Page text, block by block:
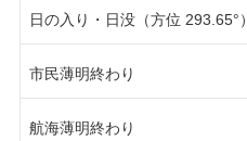
日の入り・日没（方位 293.65°）
市民薄明終わり
航海薄明終わり